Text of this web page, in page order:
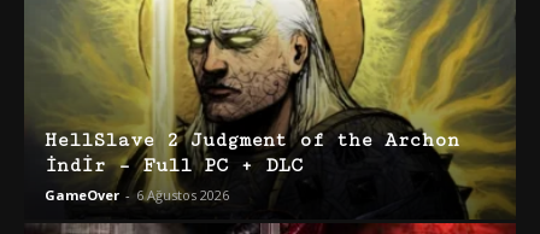
HellSlave 2 Judgment of the Archon
İndir – Full PC + DLC
GameOver - 6 Ağustos 2026